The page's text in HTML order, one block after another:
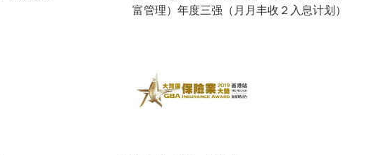
富管理）年度三强（月月丰收２入息计划）